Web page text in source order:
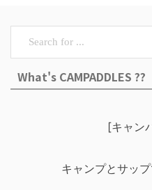
What's CAMPADDLES ??
[キャン
キャンプとサッ